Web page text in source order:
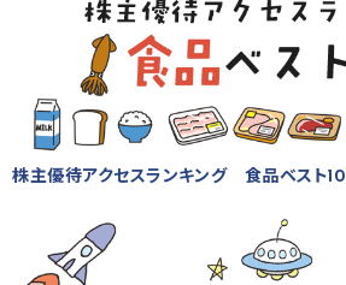
株主優待アクセスランキング 食品ベスト10